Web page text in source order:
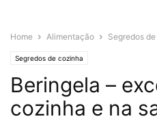
Home Alimentação Segredos
Segredos de cozinha
Beringela –
cozinha e na